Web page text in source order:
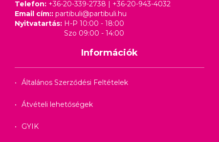
Telefon: +36-20-339-2738 | +36-20-943-4032
Email cím:: partibuli@partibuli.hu
Nyitvatartás: H-P 10:00 - 18:00
Szo 09:00 - 14:00
Információk
Általános Szerződési Feltételek
Átvételi lehetőségek
GYIK